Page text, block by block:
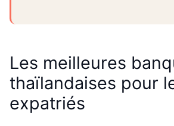
Les meilleures
thaïlandaises pour
expatriés